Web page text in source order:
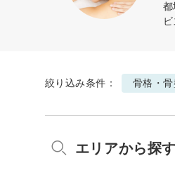
都
絞り込み条件： 骨格・
エリアから探す